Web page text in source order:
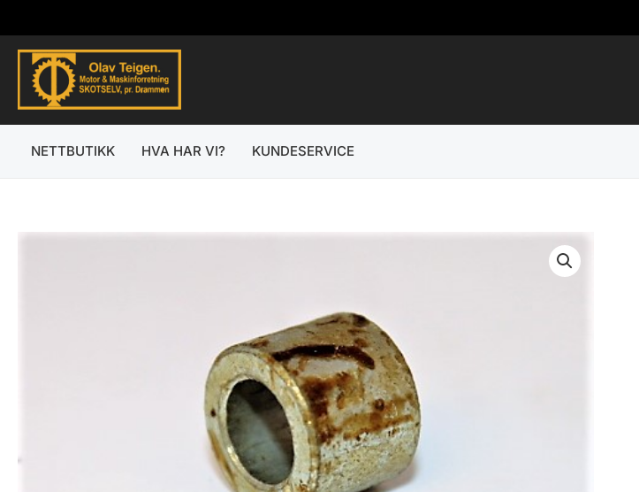
rett
innholdet
NETTBUTIKK HVA HAR VI? KUNDESERVICE